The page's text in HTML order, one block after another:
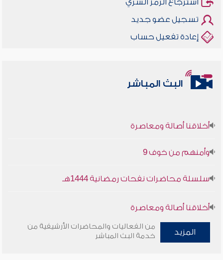
استرجاع الرمز السري
تسجيل عضو جديد
إعادة تفعيل حساب
البث المباشر
أخلاقنا أصالة ومعاصرة
وأمنهم من خوف 9
سلسلة محاضرات نفحات رمضانية 1444هـ
أخلاقنا أصالة ومعاصرة
وأمنهم من خوف 9
المزيد
من الفعاليات والمحاضرات الأرشيفية من
خدمة البث المباشر